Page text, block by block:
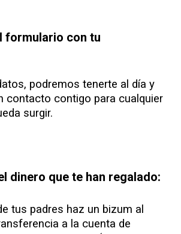
formulario con tu
podremos tenerte al día y
contacto contigo para cualquier
surgir.
dinero que te han regalado:
tus padres haz un bizum al
a la cuenta de